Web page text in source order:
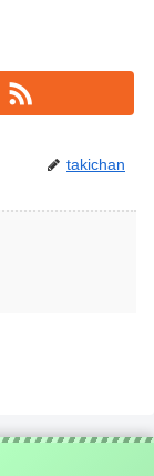
takichan